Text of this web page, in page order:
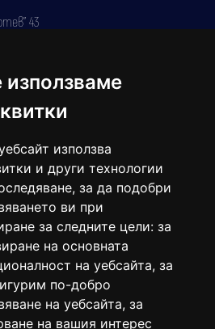
използваме
използва
и други технологии
за да подобри
ви при
за следните цели: за
на основната
на уебсайта, за
по-добро
на уебсайта, за
на вашия интерес
43